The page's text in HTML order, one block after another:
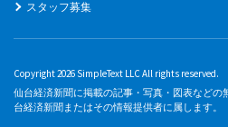
スタッフ募集
Copyright 2026 SimpleText LLC All rights reserved.
仙台経済新聞に掲載の記事・写真・図表などの
台経済新聞またはその情報提供者に属します。